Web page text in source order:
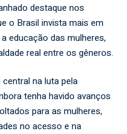
destaque nos
o Brasil invista mais em
educação das mulheres,
real entre os gêneros.
na luta pela
tenha havido avanços
para as mulheres,
no acesso e na